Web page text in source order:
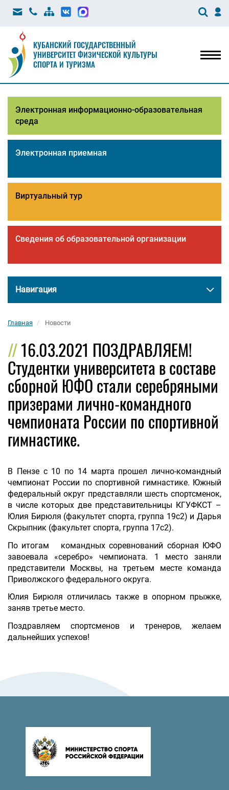
КУБАНСКИЙ ГОСУДАРСТВЕННЫЙ
УНИВЕРСИТЕТ ФИЗИЧЕСКОЙ КУЛЬТУРЫ
СПОРТА И ТУРИЗМА
Электронная информационно-образовательная
среда
Электронная приемная
Виртуальный тур
Сведения об образовательной организации
Навигация
Главная Новости
16.03.2021 ПОЗДРАВЛЯЕМ!
Студентки университета в составе
сборной ЮФО стали серебряными
призерами лично-командного
чемпионата России по спортивной
гимнастике.
В Пензе с 10 по 14 марта прошел лично-командный
чемпионат России по спортивной гимнастике. Южный
федеральный округ представляли шесть спортсменок,
в числе которых две представительницы КГУФКСТ –
Юлия Бирюля (факультет спорта, группа 19с2) и Дарья
Скрыпник (факультет спорта, группа 17с2).
По итогам командных соревнований сборная ЮФО
завоевала «серебро» чемпионата. 1 место заняли
представители Москвы, на третьем месте команда
Приволжского федерального округа.
Юлия Бирюля отличилась также в опорном прыжке,
заняв третье место.
Поздравляем спортсменов и тренеров, желаем
дальнейших успехов!